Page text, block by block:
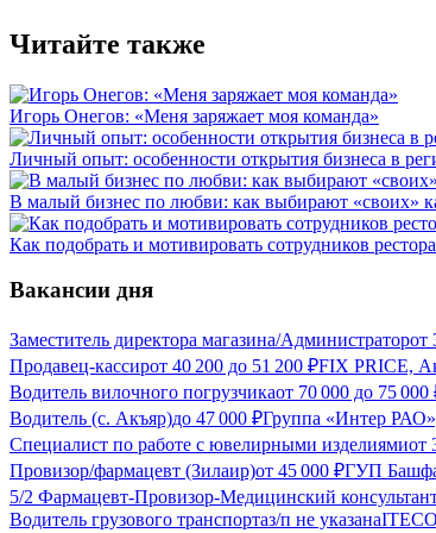
Читайте также
Игорь Онегов: «Меня заряжает моя команда»
Личный опыт: особенности открытия бизнеса в
В малый бизнес по любви: как выбирают «своих»
Как подобрать и мотивировать сотрудников
Вакансии дня
Заместитель директора магазина/Администраторот
Продавец-кассирот 40 200 до 51 200 ₽FIX PRICE,
Водитель вилочного погрузчикаот 70 000 до 75 000
Водитель (с. Акъяр)до 47 000 ₽Группа «Интер
Специалист по работе с ювелирными изделиямиот
Провизор/фармацевт (Зилаир)от 45 000 ₽ГУП
5/2 Фармацевт-Провизор-Медицинский
Водитель грузового транспортаз/п не указана